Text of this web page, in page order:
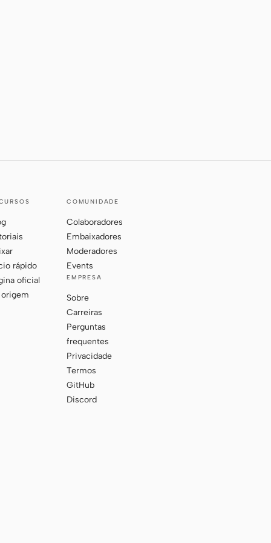
rápido
oficial
COMUNIDADE
Colaboradores
Embaixadores
Moderadores
Events
EMPRESA
Sobre
Carreiras
Perguntas
frequentes
Privacidade
Termos
GitHub
Discord